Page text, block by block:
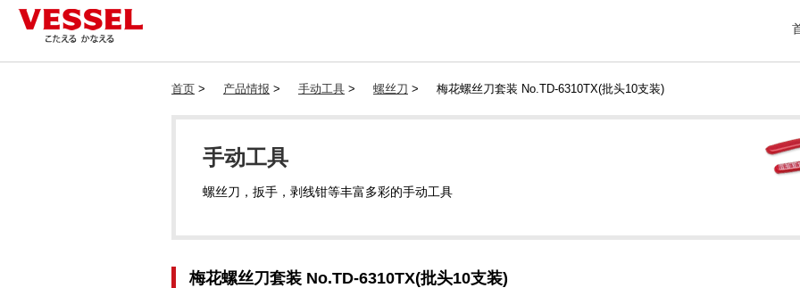
首页 > 产品情报 > 手动工具 > 螺丝刀 > 梅花螺丝刀套装 No.TD-6310TX(批头10支装)
手动工具
螺丝刀，扳手，剥线钳等丰富多彩的手动工具
梅花螺丝刀套装 No.TD-6310TX(批头10支装)